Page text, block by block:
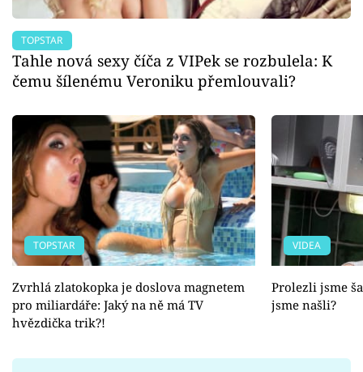
TOPSTAR
Tahle nová sexy číča z VIPek se rozbulela: K
čemu šílenému Veroniku přemlouvali?
TOPSTAR
Zvrhlá zlatokopka je doslova magnetem
pro miliardáře: Jaký na ně má TV
hvězdička trik?!
VIDEA
Prolezli jsme
jsme našli?